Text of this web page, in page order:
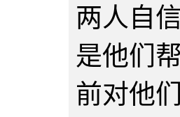
两人自
是他们
前对他